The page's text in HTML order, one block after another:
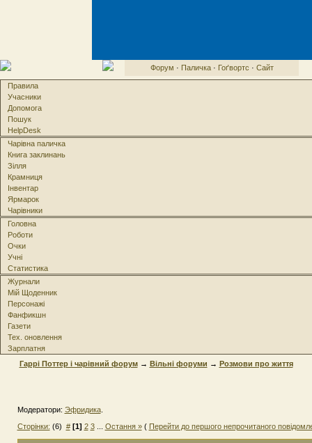
Форум · Паличка· Гоґвортс · Сайт
Правила
Учасники
Допомога
Пошук
HelpDesk
Чарівна паличка
Книга заклинань
Зілля
Крамниця
Інвентар
Ярмарок
Чарівники
Головна
Роботи
Очки
Учні
Статистика
Журнали
Мій Щоденник
Персонажі
Фанфикшн
Газети
Тех. оновлення
Зарплатня
Гаррі Поттер і чарівний форум→ Вільні форуми → Розмови про життя
Модератори: Эфридика.
Сторінки: (6) # [1] 2 3... Остання »( Перейти до першого непрочитаного